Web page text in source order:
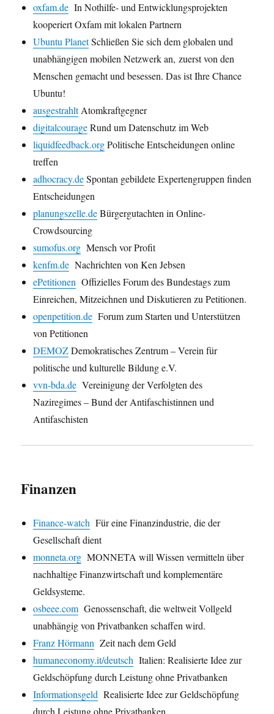
oxfam.de In Nothilfe- und Entwicklungsprojekten
kooperiert Oxfam mit lokalen Partnern
Ubuntu PlanetSchließen Sie sich dem globalen und
unabhängigen mobilen Netzwerk an, zuerst von den
Menschen gemachtund besessen. Das ist Ihre Chance
Ubuntu!
ausgestrahltAtomkraftgegner
digitalcourageRund um Datenschutz im Web
liquidfeedback.orgPolitische Entscheidungen online
treffen
adhocracy.deSpontan gebildete Expertengruppen finden
Entscheidungen
planungszelle.deBürgergutachten in Online-
Crowdsourcing
sumofus.org Mensch vor Profit
kenfm.de Nachrichten von Ken Jebsen
ePetitionen Offizielles Forum des Bundestags zum
Einreichen, Mitzeichnen und Diskutieren zu Petitionen.
openpetition.de Forum zum Starten und Unterstützen
von Petitionen
DEMOZDemokratisches Zentrum – Verein für
politische und kulturelle Bildung e.V.
vvn-bda.de Vereinigung der Verfolgten des
Naziregimes – Bund der Antifaschistinnen und
Antifaschisten
Finanzen
Finance-watch Für eine Finanzindustrie, die der
Gesellschaft dient
monneta.org MONNETA will Wissen vermitteln über
nachhaltige Finanzwirtschaft und komplementäre
Geldsysteme.
osbeee.comGenossenschaft, die weltweit Vollgeld
unabhängig von Privatbanken schaffen wird.
Franz Hörmann Zeit nach dem Geld
humaneconomy.it/deutsch Italien: Realisierte Idee zur
Geldschöpfung durch Leistung ohne Privatbanken
Informationsgeld Realisierte Idee zur Geldschöpfung